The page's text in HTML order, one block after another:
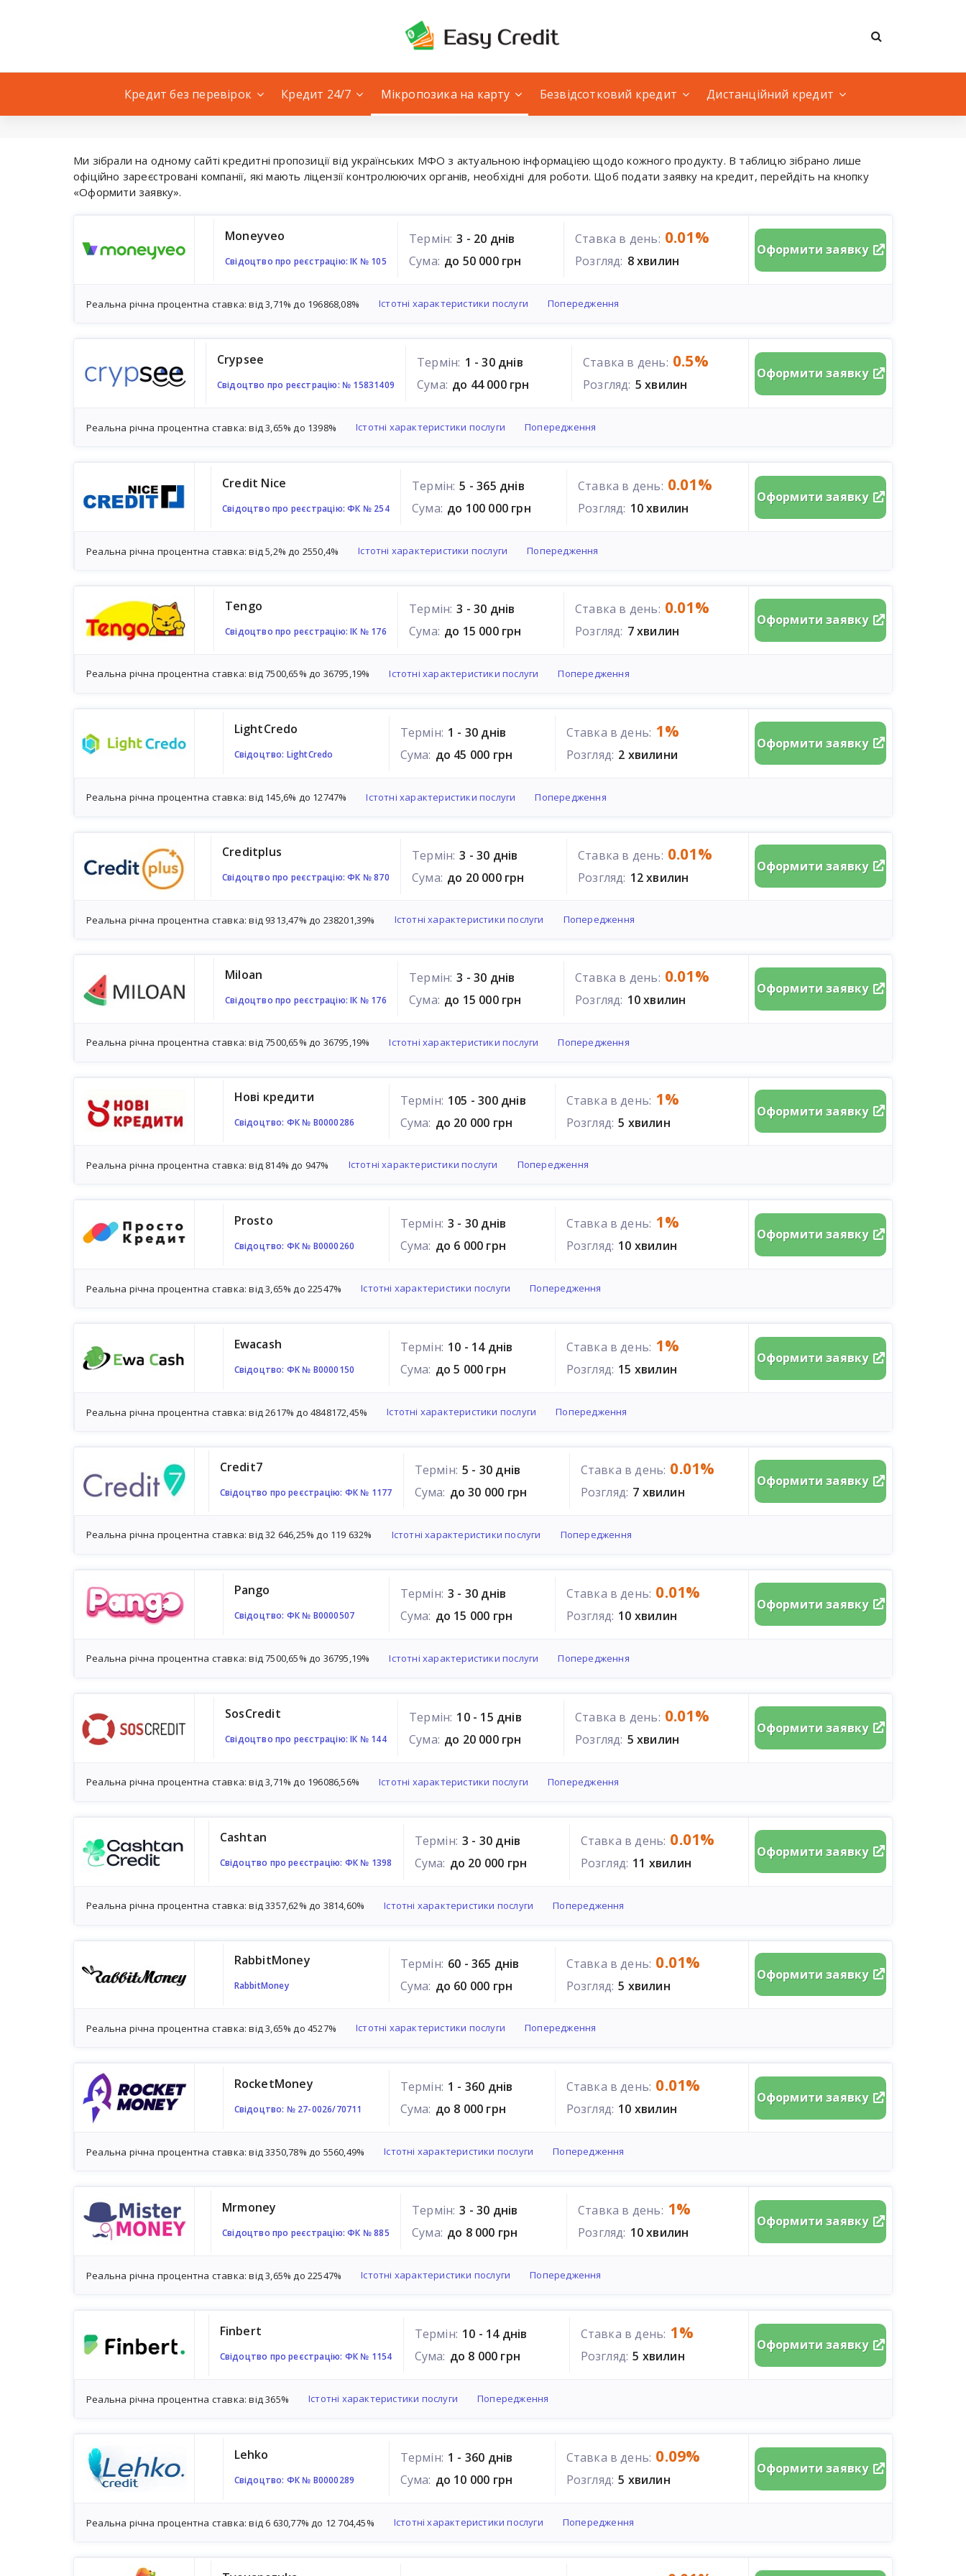
Кредит без перевірок Кредит 24/7 Мікропозика на карту Безвідсотковий кредит Дистанційний кредит
Ми зібрали на одному сайті кредитні пропозиції від українських МФО з актуальною інформацією щодо кожного продукту. В таблицю зібрано лише
офіційно зареєстровані компанії, які мають ліцензії контролюючих органів, необхідні для роботи. Щоб подати заявку на кредит, перейдіть на кнопку
«Оформити заявку».
Moneyveo
Свідоцтво про реєстрацію: ІК № 105
Термін: 3 - 20 днів
Сума: до 50 000 грн
Ставка в день: 0.01%
Розгляд: 8 хвилин
Оформити заявку
Реальна річна процентна ставка: від 3,71% до 196868,08% Істотні характеристики послуги Попередження
Crypsee
Свідоцтво про реєстрацію: № 15831409
Термін: 1 - 30 днів
Сума: до 44 000 грн
Ставка в день: 0.5%
Розгляд: 5 хвилин
Оформити заявку
Реальна річна процентна ставка: від 3,65% до 1398% Істотні характеристики послуги Попередження
Credit Nice
Свідоцтво про реєстрацію: ФК № 254
Термін: 5 - 365 днів
Сума: до 100 000 грн
Ставка в день: 0.01%
Розгляд: 10 хвилин
Оформити заявку
Реальна річна процентна ставка: від 5,2% до 2550,4% Істотні характеристики послуги Попередження
Tengo
Свідоцтво про реєстрацію: ІК № 176
Термін: 3 - 30 днів
Сума: до 15 000 грн
Ставка в день: 0.01%
Розгляд: 7 хвилин
Оформити заявку
Реальна річна процентна ставка: від 7500,65% до 36795,19% Істотні характеристики послуги Попередження
LightCredo
Свідоцтво: LightCredo
Термін: 1 - 30 днів
Сума: до 45 000 грн
Ставка в день: 1%
Розгляд: 2 хвилини
Оформити заявку
Реальна річна процентна ставка: від 145,6% до 12747% Істотні характеристики послуги Попередження
Creditplus
Свідоцтво про реєстрацію: ФК № 870
Термін: 3 - 30 днів
Сума: до 20 000 грн
Ставка в день: 0.01%
Розгляд: 12 хвилин
Оформити заявку
Реальна річна процентна ставка: від 9313,47% до 238201,39% Істотні характеристики послуги Попередження
Miloan
Свідоцтво про реєстрацію: ІК № 176
Термін: 3 - 30 днів
Сума: до 15 000 грн
Ставка в день: 0.01%
Розгляд: 10 хвилин
Оформити заявку
Реальна річна процентна ставка: від 7500,65% до 36795,19% Істотні характеристики послуги Попередження
Нові кредити
Свідоцтво: ФК № В0000286
Термін: 105 - 300 днів
Сума: до 20 000 грн
Ставка в день: 1%
Розгляд: 5 хвилин
Оформити заявку
Реальна річна процентна ставка: від 814% до 947% Істотні характеристики послуги Попередження
Prosto
Свідоцтво: ФК № В0000260
Термін: 3 - 30 днів
Сума: до 6 000 грн
Ставка в день: 1%
Розгляд: 10 хвилин
Оформити заявку
Реальна річна процентна ставка: від 3,65% до 22547% Істотні характеристики послуги Попередження
Ewacash
Свідоцтво: ФK № В0000150
Термін: 10 - 14 днів
Сума: до 5 000 грн
Ставка в день: 1%
Розгляд: 15 хвилин
Оформити заявку
Реальна річна процентна ставка: від 2617% до 4848172,45% Істотні характеристики послуги Попередження
Credit7
Свідоцтво про реєстрацію: ФК № 1177
Термін: 5 - 30 днів
Сума: до 30 000 грн
Ставка в день: 0.01%
Розгляд: 7 хвилин
Оформити заявку
Реальна річна процентна ставка: від 32 646,25% до 119 632% Істотні характеристики послуги Попередження
Pango
Свідоцтво: ФК № В0000507
Термін: 3 - 30 днів
Сума: до 15 000 грн
Ставка в день: 0.01%
Розгляд: 10 хвилин
Оформити заявку
Реальна річна процентна ставка: від 7500,65% до 36795,19% Істотні характеристики послуги Попередження
SosCredit
Свідоцтво про реєстрацію: ІК № 144
Термін: 10 - 15 днів
Сума: до 20 000 грн
Ставка в день: 0.01%
Розгляд: 5 хвилин
Оформити заявку
Реальна річна процентна ставка: від 3,71% до 196086,56% Істотні характеристики послуги Попередження
Cashtan
Свідоцтво про реєстрацію: ФК № 1398
Термін: 3 - 30 днів
Сума: до 20 000 грн
Ставка в день: 0.01%
Розгляд: 11 хвилин
Оформити заявку
Реальна річна процентна ставка: від 3357,62% до 3814,60% Істотні характеристики послуги Попередження
RabbitMoney
RabbitMoney
Термін: 60 - 365 днів
Сума: до 60 000 грн
Ставка в день: 0.01%
Розгляд: 5 хвилин
Оформити заявку
Реальна річна процентна ставка: від 3,65% до 4527% Істотні характеристики послуги Попередження
RocketMoney
Свідоцтво: № 27-0026/70711
Термін: 1 - 360 днів
Сума: до 8 000 грн
Ставка в день: 0.01%
Розгляд: 10 хвилин
Оформити заявку
Реальна річна процентна ставка: від 3350,78% до 5560,49% Істотні характеристики послуги Попередження
Mrmoney
Свідоцтво про реєстрацію: ФК № 885
Термін: 3 - 30 днів
Сума: до 8 000 грн
Ставка в день: 1%
Розгляд: 10 хвилин
Оформити заявку
Реальна річна процентна ставка: від 3,65% до 22547% Істотні характеристики послуги Попередження
Finbert
Свідоцтво про реєстрацію: ФК № 1154
Термін: 10 - 14 днів
Сума: до 8 000 грн
Ставка в день: 1%
Розгляд: 5 хвилин
Оформити заявку
Реальна річна процентна ставка: від 365% Істотні характеристики послуги Попередження
Lehko
Свідоцтво: ФК № В0000289
Термін: 1 - 360 днів
Сума: до 10 000 грн
Ставка в день: 0.09%
Розгляд: 5 хвилин
Оформити заявку
Реальна річна процентна ставка: від 6 630,77% до 12 704,45% Істотні характеристики послуги Попередження